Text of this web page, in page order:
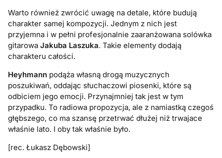
Warto również zwrócić uwagę na detale, które budują
charakter samej kompozycji. Jednym z nich jest
przyjemna i w pełni profesjonalnie zaaranżowana solówka
gitarowaJakuba Laszuka. Takie elementy dodają
charakteru całości.
Heyhmann podąża własną drogą muzycznych
poszukiwań, oddając słuchaczowi piosenki, które są
odbiciem jego emocji. Przynajmniej tak jest w tym
przypadku. To radiowa propozycja, ale z namiastką czegoś
głębszego, co ma szansę przetrwać dłużej niż trwajace
właśnie lato. I oby tak właśnie było.
[rec. Łukasz Dębowski]